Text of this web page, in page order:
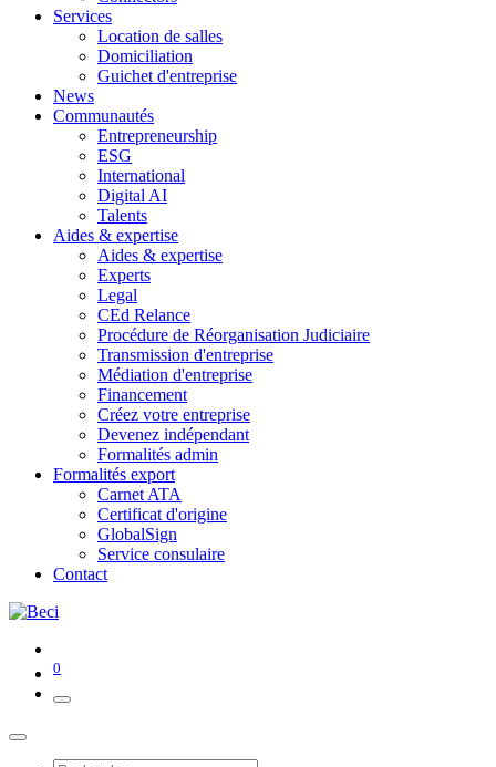
Services
Location de salles
Domiciliation
Guichet d'entreprise
News
Communautés
Entrepreneurship
ESG
International
Digital AI
Talents
Aides & expertise
Aides & expertise
Experts
Legal
CEd Relance
Procédure de Réorganisation Judiciaire
Transmission d'entreprise
Médiation d'entreprise
Financement
Créez votre entreprise
Devenez indépendant
Formalités admin
Formalités export
Carnet ATA
Certificat d'origine
GlobalSign
Service consulaire
Contact
0